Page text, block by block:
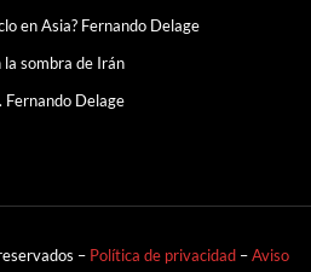
en Asia? Fernando Delage
la sombra de Irán
Fernando Delage
– Política de privacidad –Aviso